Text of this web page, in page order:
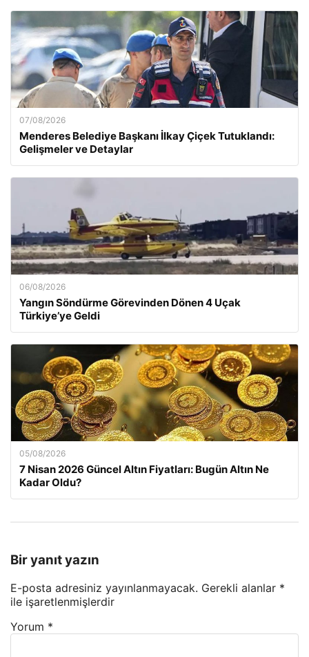
07/08/2026
Menderes Belediye Başkanı İlkay Çiçek Tutuklandı:
Gelişmeler ve Detaylar
06/08/2026
Yangın Söndürme Görevinden Dönen 4 Uçak
Türkiye’ye Geldi
05/08/2026
7 Nisan 2026 Güncel Altın Fiyatları: Bugün Altın Ne
Kadar Oldu?
Bir yanıt yazın
E-posta adresiniz yayınlanmayacak. Gerekli alanlar *
ile işaretlenmişlerdir
Yorum *